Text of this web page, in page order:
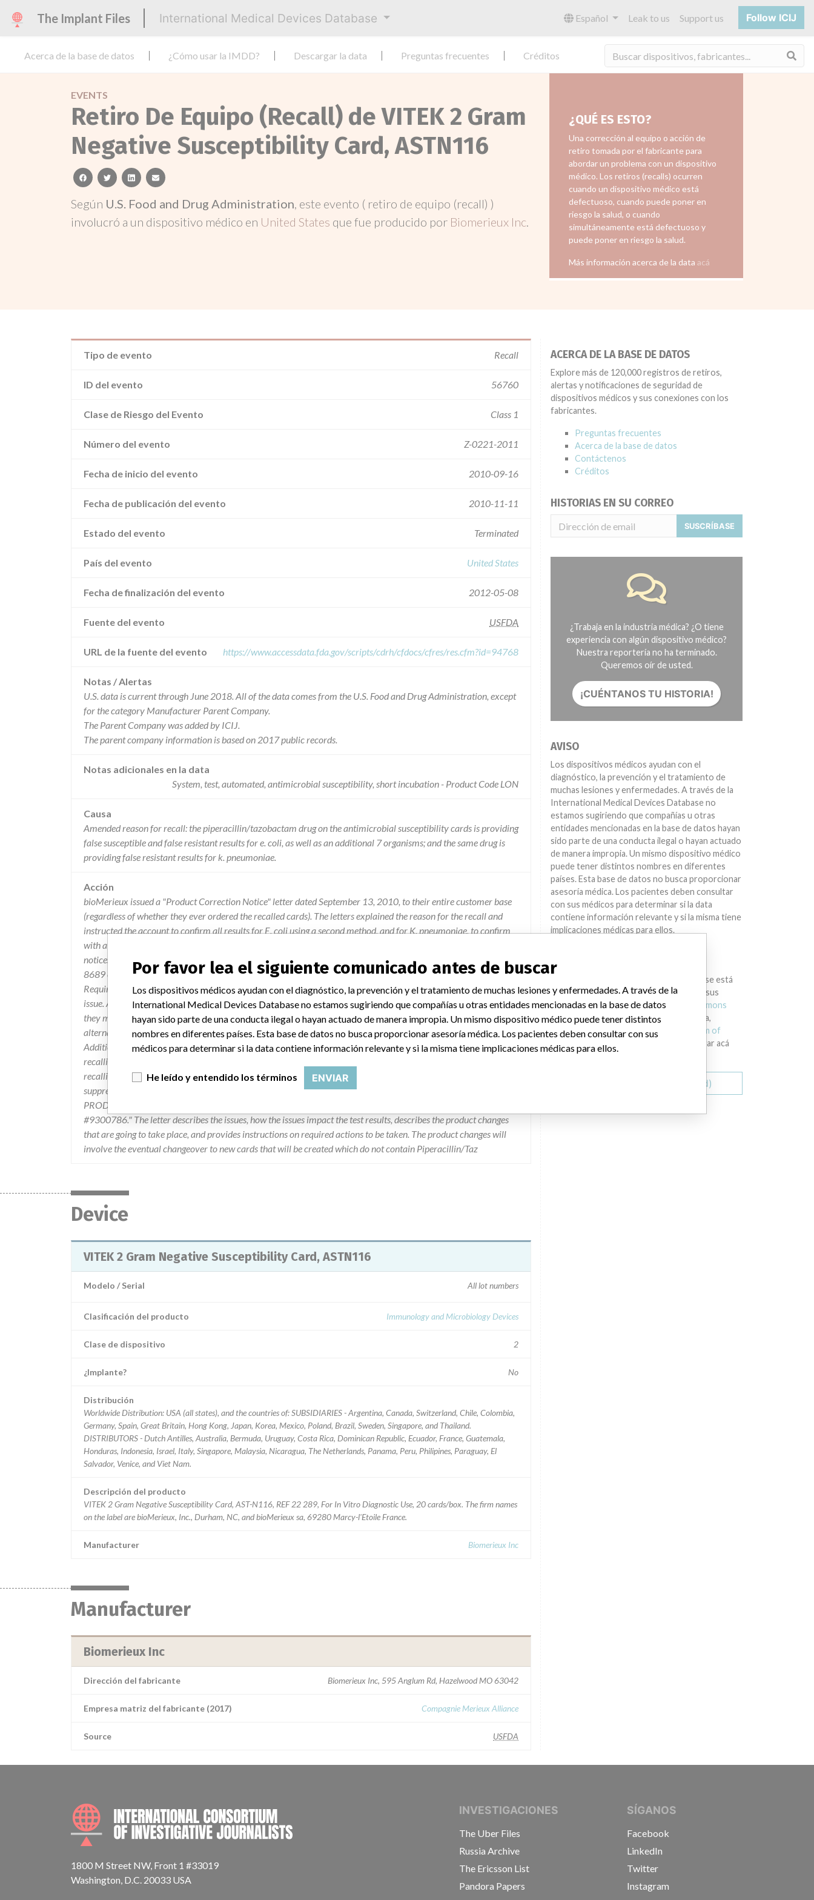
The Implant Files International Medical Devices Database Español Leak to us Support us Follow ICIJ
Acerca de la base de datos ¿Cómo usar la IMDD? Descargar la data Preguntas frecuentes Créditos
EVENTS
Retiro De Equipo (Recall) de VITEK 2 Gram
Negative Susceptibility Card, ASTN116
facebooktwitterlinkedinemail
Según U.S. Food and Drug Administration, este evento ( retiro de equipo (recall) )
involucró a un dispositivo médico en United States que fue producido por Biomerieux Inc.
¿QUÉ ES ESTO?
Una corrección al equipo o acción de
retiro tomada por el fabricante para
abordar un problema con un dispositivo
médico. Los retiros (recalls) ocurren
cuando un dispositivo médico está
defectuoso, cuando puede poner en
riesgo la salud, o cuando
simultáneamente está defectuoso y
puede poner en riesgo la salud.
Más información acerca de la data acá
Tipo de evento Recall
ID del evento 56760
Clase de Riesgo del Evento Class 1
Número del evento Z-0221-2011
Fecha de inicio del evento 2010-09-16
Fecha de publicación del evento 2010-11-11
Estado del evento Terminated
País del evento United States
Fecha de finalización del evento 2012-05-08
Fuente del evento USFDA
URL de la fuente del evento https://www.accessdata.fda.gov/scripts/cdrh/cfdocs/cfres/res.cfm?id=94768
Notas / Alertas
U.S. data is current through June 2018. All of the data comes from the U.S. Food and Drug Administration, except
for the category Manufacturer Parent Company.
The Parent Company was added by ICIJ.
The parent company information is based on 2017 public records.
Notas adicionales en la data
System, test, automated, antimicrobial susceptibility, short incubation - Product Code LON
Causa
Amended reason for recall: the piperacillin/tazobactam drug on the antimicrobial susceptibility cards is providing
false susceptible and false resistant results for e. coli, as well as an additional 7 organisms; and the same drug is
providing false resistant results for k. pneumoniae.
Acción
bioMerieux issued a "Product Correction Notice" letter dated September 13, 2010, to their entire customer base
(regardless of whether they ever ordered the recalled cards). The letters explained the reason for the recall and
instructed the account to confirm all results for E. coli using a second method, and for K. pneumoniae, to confirm
with a second method only for resistant results. These alternate test confirmations are to continue until further
notice. The customers were to complete and return the enclosed Acknowledgement Form via fax at (314) 731-
8689 or (919) 620-6350 which indicate that the notice has been read, the instructions provided in the "Actions
Required" section were followed, and notes if they have received any reports of illness or injury related to this
issue. All future shipments will include an orange multilanguage insert to go into the boxes reminding customers
they must perform an alternate test for TZP/E. coli combinations and that customers must also perform an
alternate method prior to reporting TZP results when a resistant result is obtained for the TZP/K. pneumoniae.
Additionally, this recall letter will accompany shipments of instrument software kits for the new customers. The
recalling firm issued a press release on 10/27/10 via the Associated Press notifying the public of the recall. The
recalling firm expanded their recall to add 7 more organisms to the list of organism testing that were to be
suppressed. As a result the recalling firm issued a letter dated 3/30/11 via Fed Ex on 4/4/11 flagged "URGENT
PRODUCT CORRECTION NOTICE (EXPANDED RECALL), VITEK 2 Piperacillin/Tazobactam Test, Document
#9300786." The letter describes the issues, how the issues impact the test results, describes the product changes
that are going to take place, and provides instructions on required actions to be taken. The product changes will
involve the eventual changeover to new cards that will be created which do not contain Piperacillin/Taz
Device
VITEK 2 Gram Negative Susceptibility Card, ASTN116
Modelo / Serial All lot numbers
Clasificación del producto Immunology and Microbiology Devices
Clase de dispositivo 2
¿Implante? No
Distribución
Worldwide Distribution: USA (all states), and the countries of: SUBSIDIARIES - Argentina, Canada, Switzerland, Chile, Colombia,
Germany, Spain, Great Britain, Hong Kong, Japan, Korea, Mexico, Poland, Brazil, Sweden, Singapore, and Thailand.
DISTRIBUTORS - Dutch Antilles, Australia, Bermuda, Uruguay, Costa Rica, Dominican Republic, Ecuador, France, Guatemala,
Honduras, Indonesia, Israel, Italy, Singapore, Malaysia, Nicaragua, The Netherlands, Panama, Peru, Philipines, Paraguay, El
Salvador, Venice, and Viet Nam.
Descripción del producto
VITEK 2 Gram Negative Susceptibility Card, AST-N116, REF 22 289, For In Vitro Diagnostic Use, 20 cards/box. The firm names
on the label are bioMerieux, Inc., Durham, NC, and bioMerieux sa, 69280 Marcy-l'Etoile France.
Manufacturer Biomerieux Inc
Manufacturer
Biomerieux Inc
Dirección del fabricante Biomerieux Inc, 595 Anglum Rd, Hazelwood MO 63042
Empresa matriz del fabricante (2017) Compagnie Merieux Alliance
Source USFDA
ACERCA DE LA BASE DE DATOS
Explore más de 120,000 registros de retiros,
alertas y notificaciones de seguridad de
dispositivos médicos y sus conexiones con los
fabricantes.
Preguntas frecuentes
Acerca de la base de datos
Contáctenos
Créditos
HISTORIAS EN SU CORREO
SUSCRÍBASE
¿Trabaja en la industria médica? ¿O tiene
experiencia con algún dispositivo médico?
Nuestra reportería no ha terminado.
Queremos oír de usted.
¡CUÉNTANOS TU HISTORIA!
AVISO
Los dispositivos médicos ayudan con el
diagnóstico, la prevención y el tratamiento de
muchas lesiones y enfermedades. A través de la
International Medical Devices Database no
estamos sugiriendo que compañías u otras
entidades mencionadas en la base de datos hayan
sido parte de una conducta ilegal o hayan actuado
de manera impropia. Un mismo dispositivo médico
puede tener distintos nombres en diferentes
países. Esta base de datos no busca proporcionar
asesoría médica. Los pacientes deben consultar
con sus médicos para determinar si la data
contiene información relevante y si la misma tiene
implicaciones médicas para ellos.
DESCARGAR LA DATA
La International Medical Devices Database está
bajo la licenciaOpen Database License
y sus
contenidos bajo la licenciaCreative Commons
Attribution-ShareAlike. Al usar esta data,
siempre citar alInternational Consortium of
Investigative Journalists
. Puede descargar acá
una copia de la base de datos.
Descargar todo (zipped)
INTERNATIONAL CONSORTIUM OF INVESTIGATIVE JOURNALISTS
1800 M Street NW, Front 1 #33019
Washington, D.C. 20033 USA
INVESTIGACIONES
The Uber Files
Russia Archive
The Ericsson List
Pandora Papers
SÍGANOS
Facebook
LinkedIn
Twitter
Instagram
Por favor lea el siguiente comunicado antes de buscar
Los dispositivos médicos ayudan con el diagnóstico, la prevención y el tratamiento de muchas lesiones y enfermedades. A través de la
International Medical Devices Database no estamos sugiriendo que compañías u otras entidades mencionadas en la base de datos
hayan sido parte de una conducta ilegal o hayan actuado de manera impropia. Un mismo dispositivo médico puede tener distintos
nombres en diferentes países. Esta base de datos no busca proporcionar asesoría médica. Los pacientes deben consultar con sus
médicos para determinar si la data contiene información relevante y si la misma tiene implicaciones médicas para ellos.
He leído y entendido los términos ENVIAR